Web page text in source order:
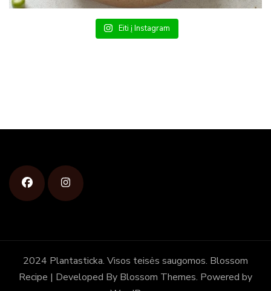
Eiti į Instagram
2024 Plantasticka. Visos teisės saugomos. Blossom
Recipe | Developed By Blossom Themes. Powered by